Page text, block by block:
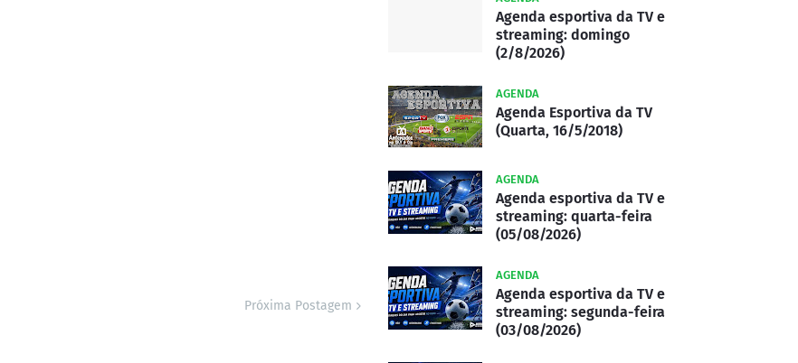
Próxima Postagem
Agenda esportiva da TV e
streaming: domingo
(2/8/2026)
AGENDA
Agenda Esportiva da TV
(Quarta, 16/5/2018)
AGENDA
Agenda esportiva da TV e
streaming: quarta-feira
(05/08/2026)
AGENDA
Agenda esportiva da TV e
streaming: segunda-feira
(03/08/2026)